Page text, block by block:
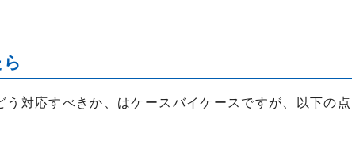
対応すべきか、はケースバイケースですが、以下の